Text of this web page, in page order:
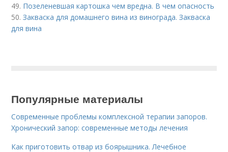
49. Позеленевшая картошка чем вредна. В чем опасность
50.Закваска для домашнего вина из винограда. Закваска
для вина
Популярные материалы
Современные проблемы комплексной терапии запоров.
Хронический запор: современные методы лечения
Как приготовить отвар из боярышника. Лечебное